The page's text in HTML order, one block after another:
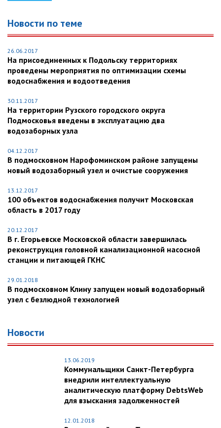
Новости по теме
26.06.2017
На присоединенных к Подольску территориях
проведены мероприятия по оптимизации схемы
водоснабжения и водоотведения
30.11.2017
На территории Рузского городского округа
Подмосковья введены в эксплуатацию два
водозаборных узла
04.12.2017
В подмосковном Нарофоминском районе запущены
новый водозаборный узел и очистые сооружения
13.12.2017
100 объектов водоснабжения получит Московская
область в 2017 году
20.12.2017
В г. Егорьевске Московской области завершилась
реконструкция головной канализационной насосной
станции и питающей ГКНС
29.01.2018
В подмосковном Клину запущен новый водозаборный
узел с безлюдной технологией
Новости
13.06.2019
Коммунальщики Санкт-Петербурга
внедрили интеллектуальную
аналитическую платформу DebtsWeb
для взыскания задолженностей
12.01.2018